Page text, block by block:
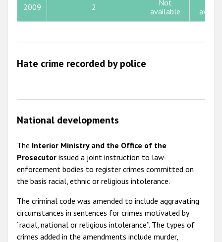
2009
2009 2
Not
available
Hate crime recorded by police
National developments
The Interior Ministry and the Office of the
Prosecutor issued a joint instruction to law-
enforcement bodies to register crimes committed on
the basis racial, ethnic or religious intolerance.
The criminal code was amended to include aggravating
circumstances in sentences for crimes motivated by
“racial, national or religious intolerance”. The types of
crimes added in the amendments include murder,